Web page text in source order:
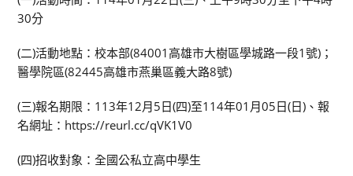
30分
(二)活動地點：校本部(84001高雄市大樹區學城路一段1號)；
醫學院區(82445高雄市燕巢區義大路8號)
(三)報名期限：113年12月5日(四)至114年01月05日(日)、報
名網址：https://reurl.cc/qVK1V0
(四)招收對象：全國公私立高中學生